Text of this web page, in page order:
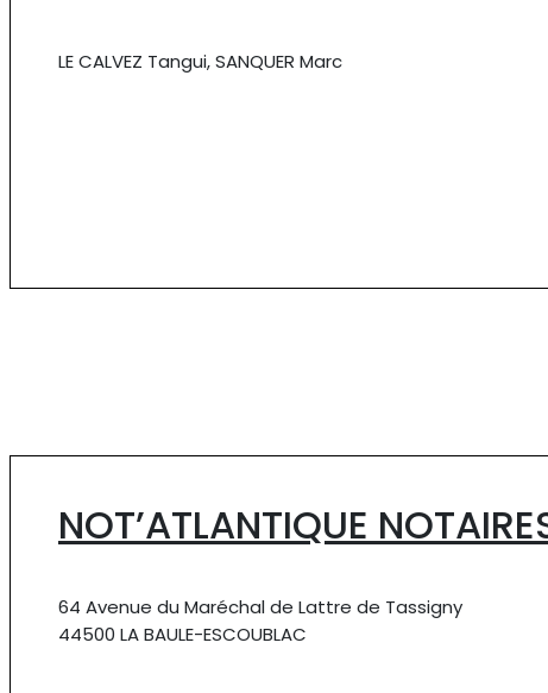
LE CALVEZ Tangui, SANQUER Marc
NOT’ATLANTIQUE
64 Avenue du Maréchal de Lattre de Tassigny
44500 LA BAULE-ESCOUBLAC